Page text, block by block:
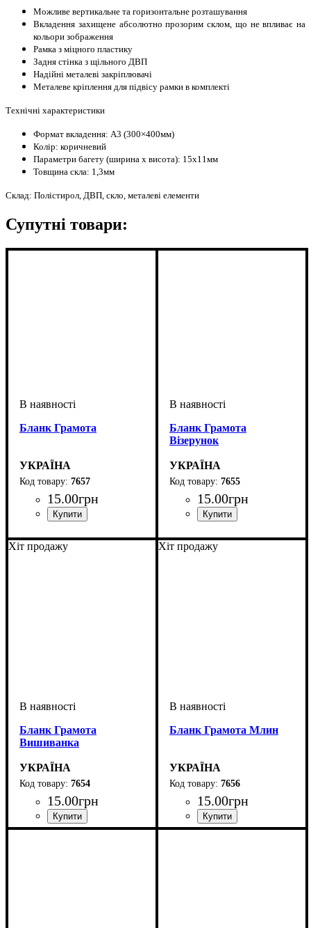
Можливе вертикальне та горизонтальне розташування
Вкладення захищене абсолютно прозорим склом, що не впливає на
кольори зображення
Рамка з міцного пластику
Задня стінка з щільного ДВП
Надійні металеві закріплювачі
Металеве кріплення для підвісу рамки в комплекті
Технічні характеристики
Формат вкладення: А3 (300×400мм)
Колір: коричневий
Параметри багету (ширина х висота): 15х11мм
Товщина скла: 1,3мм
Склад: Полістирол, ДВП, скло, металеві елементи
Супутні товари:
Бланк Грамота
УКРАЇНА
7657
15.00грн
Бланк Грамота
Візерунок
УКРАЇНА
7655
15.00грн
Хіт продажу
Бланк Грамота
Вишиванка
УКРАЇНА
7654
15.00грн
Хіт продажу
Бланк Грамота Млин
УКРАЇНА
7656
15.00грн